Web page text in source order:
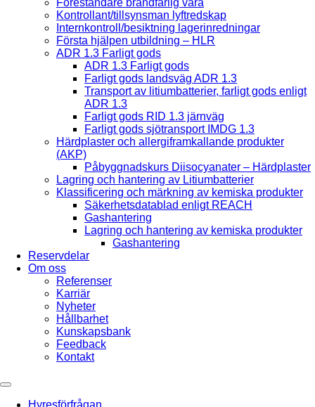
Föreståndare brandfarlig vara
Kontrollant/tillsynsman lyftredskap
Internkontroll/besiktning lagerinredningar
Första hjälpen utbildning – HLR
ADR 1.3 Farligt gods
ADR 1.3 Farligt gods
Farligt gods landsväg ADR 1.3
Transport av litiumbatterier, farligt gods enligt
ADR 1.3
Farligt gods RID 1.3 järnväg
Farligt gods sjötransport IMDG 1.3
Härdplaster och allergiframkallande produkter
(AKP)
Påbyggnadskurs Diisocyanater – Härdplaster
Lagring och hantering av Litiumbatterier
Klassificering och märkning av kemiska produkter
Säkerhetsdatablad enligt REACH
Gashantering
Lagring och hantering av kemiska produkter
Gashantering
Reservdelar
Om oss
Referenser
Karriär
Nyheter
Hållbarhet
Kunskapsbank
Feedback
Kontakt
Hyresförfrågan